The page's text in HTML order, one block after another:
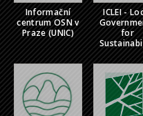
Informační
centrum OSN v
Praze (UNIC)
ICLEI -
for